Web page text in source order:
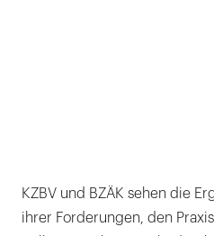
KZBV und BZÄK sehen die
ihrer Forderungen, den